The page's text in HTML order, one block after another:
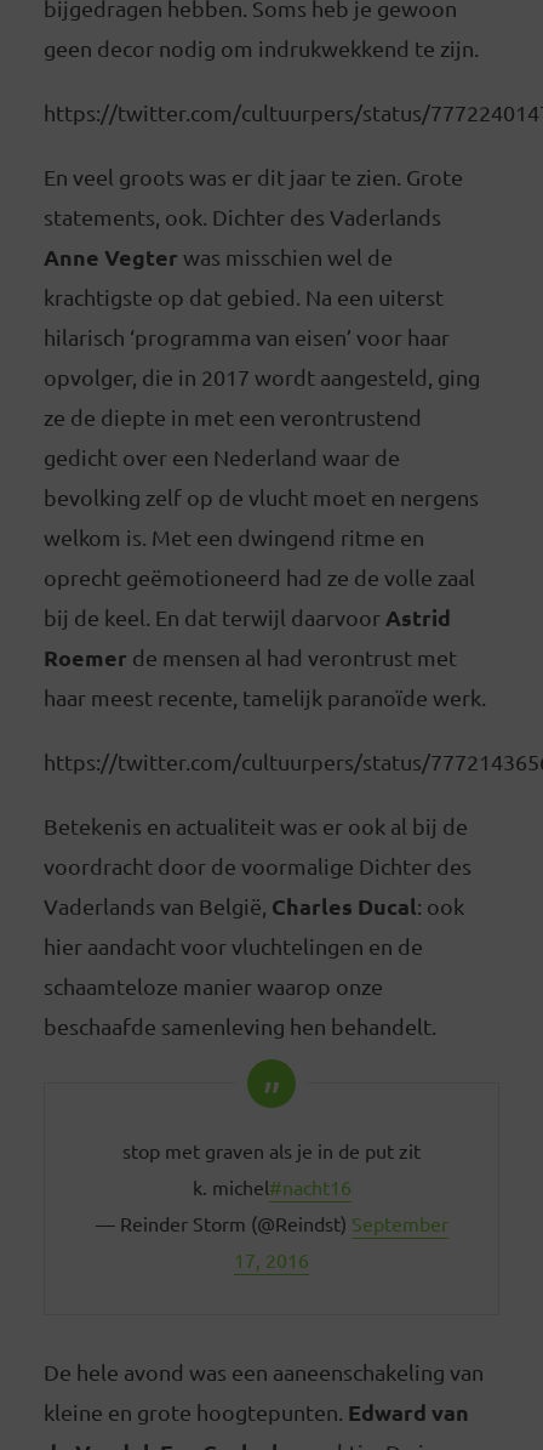
bijgedragen hebben. Soms heb je gewoon
geen decor nodig om indrukwekkend te zijn.
https://twitter.com/cultuurpers/status/
En veel groots was er dit jaar te zien. Grote
statements, ook. Dichter des Vaderlands
Anne Vegter was misschien wel de
krachtigste op dat gebied. Na een uiterst
hilarisch ‘programma van eisen’ voor haar
opvolger, die in 2017 wordt aangesteld, ging
ze de diepte in met een verontrustend
gedicht over een Nederland waar de
bevolking zelf op de vlucht moet en nergens
welkom is. Met een dwingend ritme en
oprecht geëmotioneerd had ze de volle zaal
bij de keel. En dat terwijl daarvoor Astrid
Roemer de mensen al had verontrust met
haar meest recente, tamelijk paranoïde werk.
https://twitter.com/cultuurpers/status/
Betekenis en actualiteit was er ook al bij de
voordracht door de voormalige Dichter des
Vaderlands van België, Charles Ducal: ook
hier aandacht voor vluchtelingen en de
schaamteloze manier waarop onze
beschaafde samenleving hen behandelt.
stop met graven als je in de put zit
k. michel#nacht16
— Reinder Storm (@Reindst) September
17, 2016
De hele avond was een aaneenschakeling van
kleine en grote hoogtepunten. Edward van